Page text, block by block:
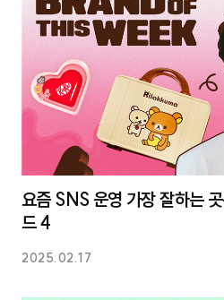
요즘 SNS 운영 가장 잘하는
드 4
2025.02.17